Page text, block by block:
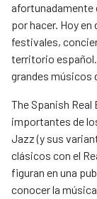
afortunadamente
por hacer. Hoy
festivales,
territorio
grandes músicos
The Spanish
importantes de
Jazz (y sus
clásicos con el
figuran en una
conocer la